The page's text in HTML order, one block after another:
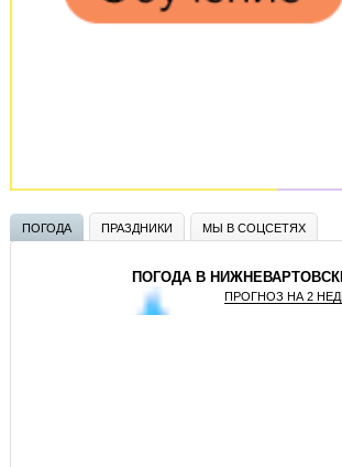
ПОГОДА ПРАЗДНИКИ МЫ В СОЦСЕТЯХ
ПОГОДА В
ПРОГНОЗ НА 2